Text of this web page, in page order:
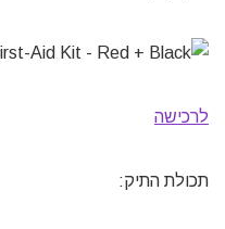
לרכישה
תכולת התיק: